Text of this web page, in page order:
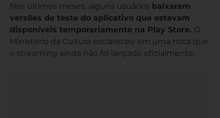
Nos últimos meses, alguns usuários baixaram
versões de teste do aplicativo que estavam
disponíveis temporariamente na Play Store. O
Ministério da Cultura esclareceu em uma nota que
o streaming ainda não foi lançado oficialmente.